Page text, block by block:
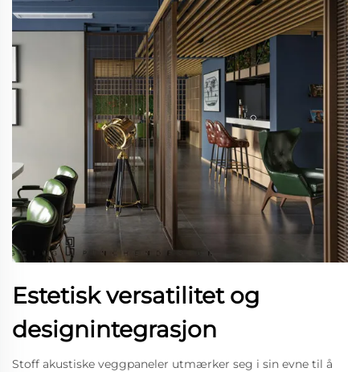
Estetisk versatilitet og
designintegrasjon
Stoff akustiske veggpaneler utmærker seg i sin evne til å